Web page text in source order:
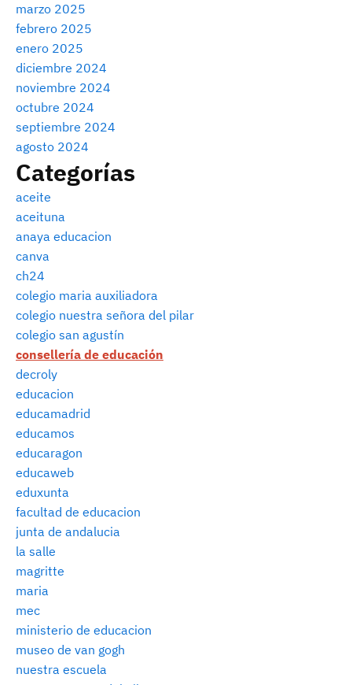
marzo 2025
febrero 2025
enero 2025
diciembre 2024
noviembre 2024
octubre 2024
septiembre 2024
agosto 2024
Categorías
aceite
aceituna
anaya educacion
canva
ch24
colegio maria auxiliadora
colegio nuestra señora del pilar
colegio san agustín
consellería de educación
decroly
educacion
educamadrid
educamos
educaragon
educaweb
eduxunta
facultad de educacion
junta de andalucia
la salle
magritte
maria
mec
ministerio de educacion
museo de van gogh
nuestra escuela